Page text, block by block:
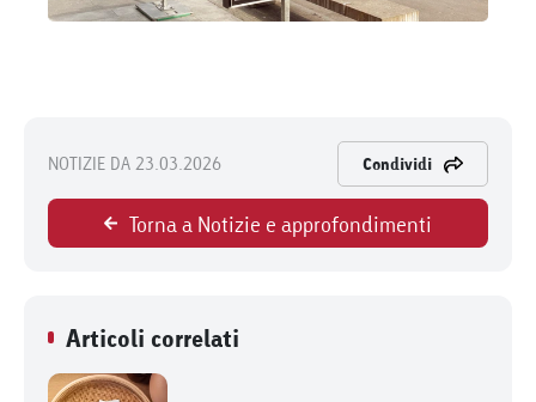
NOTIZIE DA 23.03.2026 Condividi
Torna a Notizie e approfondimenti
Articoli correlati